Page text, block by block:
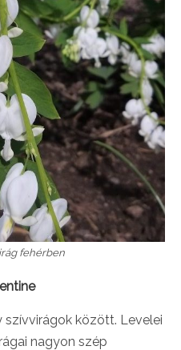
fehérben
szívvirágok között. Levelei
nagyon szép